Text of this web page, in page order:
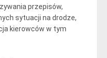
przepisów,
sytuacji na drodze,
kierowców w tym